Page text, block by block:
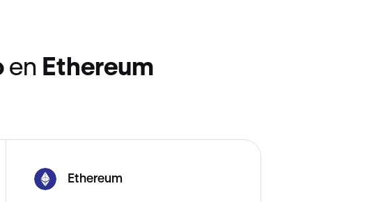
en Ethereum
ETH Ethereum